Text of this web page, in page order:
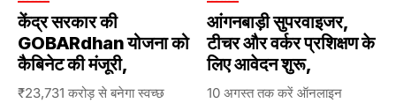
केंद्र सरकार की
GOBARdhan योजना को
कैबिनेट की मंजूरी,
₹23,731 करोड़ से बनेगा स्वच्छ
आंगनबाड़ी सुपरवाइजर,
टीचर और वर्कर प्रशिक्षण के
लिए आवेदन शुरू,
10 अगस्त तक करें ऑनलाइन